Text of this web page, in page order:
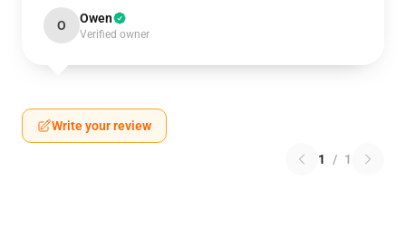
O Owen
Verified owner
Write your review
1 / 1